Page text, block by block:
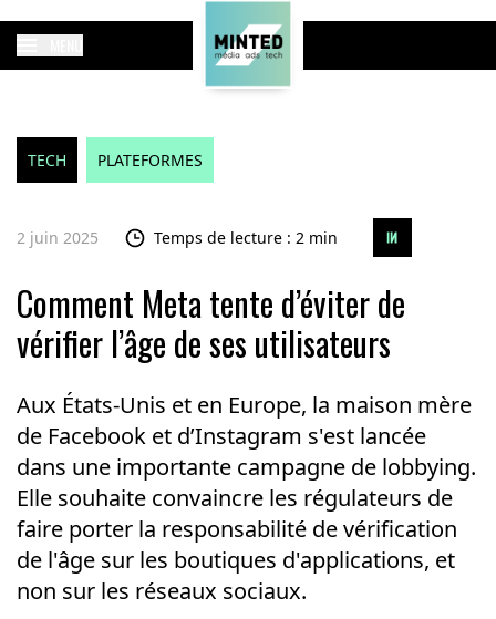
TECH PLATEFORMES
2 juin 2025 Temps de lecture : 2 min
Comment Meta tente d’éviter de
vérifier l’âge de ses utilisateurs
Aux États-Unis et en Europe, la maison mère
de Facebook et d’Instagram s'est lancée
dans une importante campagne de lobbying.
Elle souhaite convaincre les régulateurs de
faire porter la responsabilité de vérification
de l'âge sur les boutiques d'applications, et
non sur les réseaux sociaux.